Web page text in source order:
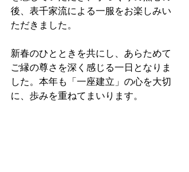
後、表千家流による一服をお楽しみい
ただきました。
新春のひとときを共にし、あらためて
ご縁の尊さを深く感じる一日となりま
した。本年も「一座建立」の心を大切
に、歩みを重ねてまいります。